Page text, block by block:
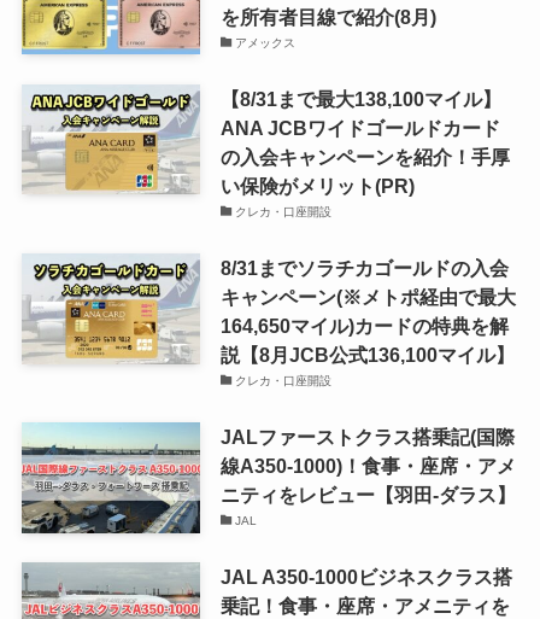
を所有者目線で紹介(8月)
アメックス
【8/31まで最大138,100マイル】
ANA JCBワイドゴールドカード
の入会キャンペーンを紹介！手厚
い保険がメリット(PR)
クレカ・口座開設
8/31までソラチカゴールドの入会
キャンペーン(※メトポ経由で最大
164,650マイル)カードの特典を解
説【8月JCB公式136,100マイル】
クレカ・口座開設
JALファーストクラス搭乗記(国際
線A350-1000)！食事・座席・アメ
ニティをレビュー【羽田-ダラス】
JAL
JAL A350-1000ビジネスクラス搭
乗記！食事・座席・アメニティを